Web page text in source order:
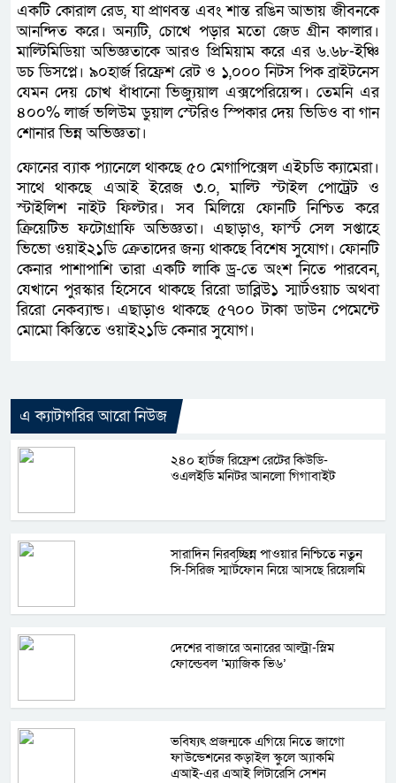
একটি কোরাল রেড, যা প্রাণবন্ত এবং শান্ত রঙিন আভায় জীবনকে
আনন্দিত করে। অন্যটি, চোখে পড়ার মতো জেড গ্রীন কালার।
মাল্টিমিডিয়া অভিজ্ঞতাকে আরও প্রিমিয়াম করে এর ৬.৬৮-ইঞ্চি
ডচ ডিসপ্লে। ৯০হার্জ রিফ্রেশ রেট ও ১,০০০ নিটস পিক ব্রাইটনেস
যেমন দেয় চোখ ধাঁধানো ভিজ্যুয়াল এক্সপেরিয়েন্স। তেমনি এর
৪০০% লার্জ ভলিউম ডুয়াল স্টেরিও স্পিকার দেয় ভিডিও বা গান
শোনার ভিন্ন অভিজ্ঞতা।
ফোনের ব্যাক প্যানেলে থাকছে ৫০ মেগাপিক্সেল এইচডি ক্যামেরা।
সাথে থাকছে এআই ইরেজ ৩.০, মাল্টি স্টাইল পোট্রেট ও
স্টাইলিশ নাইট ফিল্টার। সব মিলিয়ে ফোনটি নিশ্চিত করে
ক্রিয়েটিভ ফটোগ্রাফি অভিজ্ঞতা। এছাড়াও, ফার্স্ট সেল সপ্তাহে
ভিভো ওয়াই২১ডি ক্রেতাদের জন্য থাকছে বিশেষ সুযোগ। ফোনটি
কেনার পাশাপাশি তারা একটি লাকি ড্র-তে অংশ নিতে পারবেন,
যেখানে পুরস্কার হিসেবে থাকছে রিরো ডাব্লিউ১ স্মার্টওয়াচ অথবা
রিরো নেকব্যান্ড। এছাড়াও থাকছে ৫৭০০ টাকা ডাউন পেমেন্টে
মোমো কিস্তিতে ওয়াই২১ডি কেনার সুযোগ।
এ ক্যাটাগরির আরো নিউজ
২৪০ হার্টজ রিফ্রেশ রেটের কিউডি-
ওএলইডি মনিটর আনলো গিগাবাইট
সারাদিন নিরবচ্ছিন্ন পাওয়ার নিশ্চিতে নতুন
সি-সিরিজ স্মার্টফোন নিয়ে আসছে রিয়েলমি
দেশের বাজারে অনারের আল্ট্রা-স্লিম
ফোল্ডেবল ‘ম্যাজিক ভি৬’
ভবিষ্যৎ প্রজন্মকে এগিয়ে নিতে জাগো
ফাউন্ডেশনের কড়াইল স্কুলে অ্যাকমি
এআই-এর এআই লিটারেসি সেশন